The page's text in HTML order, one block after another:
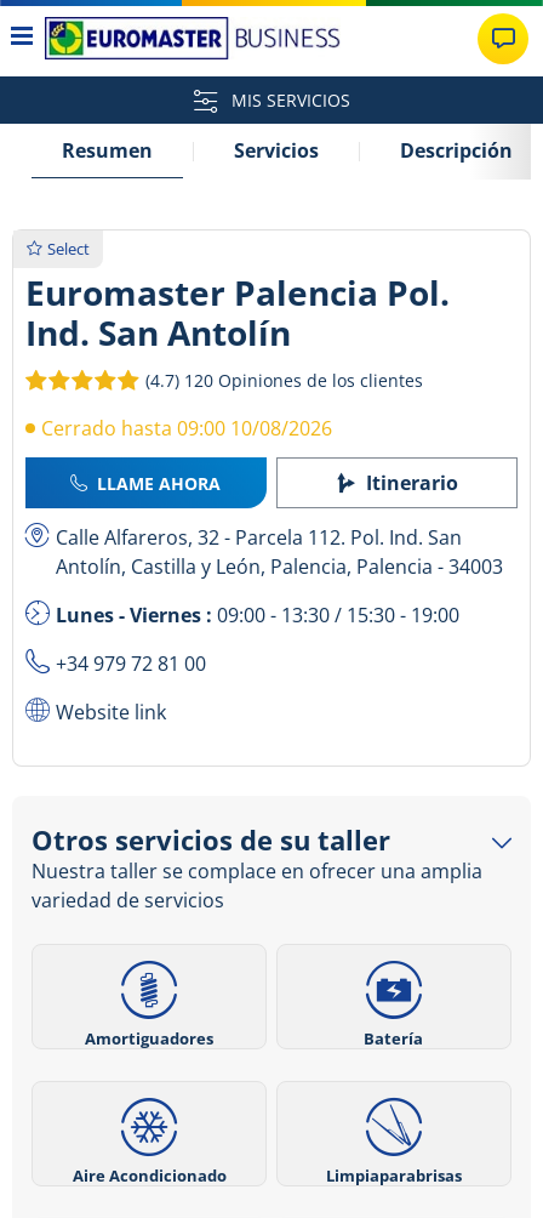
MIS SERVICIOS
Resumen Servicios Descripción
Select
Euromaster Palencia Pol.
Ind. San Antolín
(4.7) 120 Opiniones de los clientes
Cerrado hasta 09:00 10/08/2026
LLAME AHORA Itinerario
Calle Alfareros, 32 - Parcela 112. Pol. Ind. San
Antolín, Castilla y León, Palencia, Palencia - 34003
Lunes - Viernes : 09:00 - 13:30 / 15:30 - 19:00
+34 979 72 81 00
Website link
Otros servicios de su taller
Nuestra taller se complace en ofrecer una amplia
variedad de servicios
Amortiguadores Batería
Aire Acondicionado Limpiaparabrisas